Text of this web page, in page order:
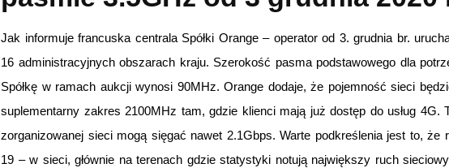
Jak informuje francuska centrala Spółki Orange – operator od 3. grudnia br.
16 administracyjnych obszarach kraju. Szerokość pasma podstawowego dla
Spółkę w ramach aukcji wynosi 90MHz. Orange dodaje, że pojemność sieci
suplementarny zakres 2100MHz tam, gdzie klienci mają już dostęp do usług 4G.
zorganizowanej sieci mogą sięgać nawet 2.1Gbps. Warte podkreślenia jest to,
19 – w sieci, głównie na terenach gdzie statystyki notują największy ruch